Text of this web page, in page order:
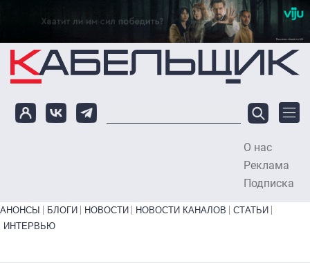
Перейти к основному содержанию
О нас
Реклама
Подписка
Primary links bottom
АНОНСЫ БЛОГИ НОВОСТИ НОВОСТИ КАНАЛОВ
СТАТЬИ
ИНТЕРВЬЮ